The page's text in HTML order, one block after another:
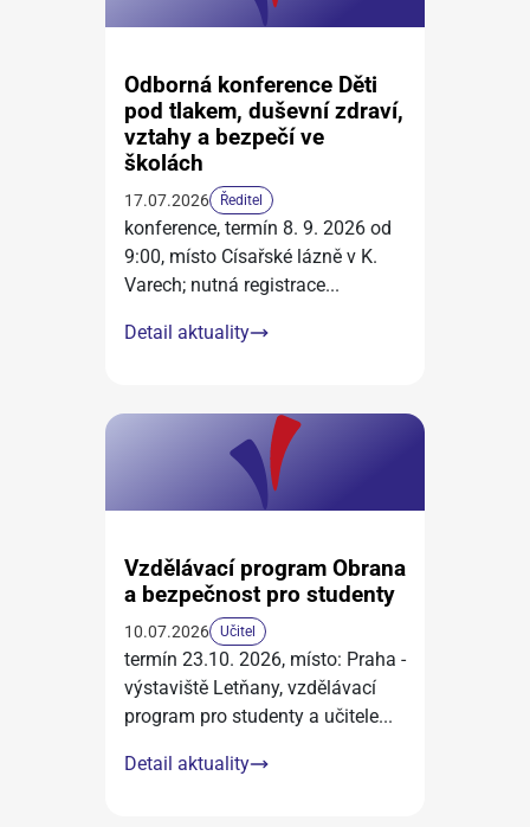
Odborná konference Děti
pod tlakem, duševní zdraví,
vztahy a bezpečí ve
školách
17.07.2026 Ředitel
konference, termín 8. 9. 2026 od
9:00, místo Císařské lázně v K.
Varech; nutná registrace...
Detail aktuality
Vzdělávací program Obrana
a bezpečnost pro studenty
10.07.2026 Učitel
termín 23.10. 2026, místo: Praha -
výstaviště Letňany, vzdělávací
program pro studenty a učitele...
Detail aktuality